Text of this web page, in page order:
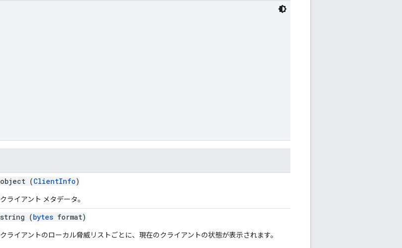
object (ClientInfo)
クライアント メタデータ。
string (bytes format)
クライアントのローカル脅威リストごとに、現在のクライアントの状態が表示されます。